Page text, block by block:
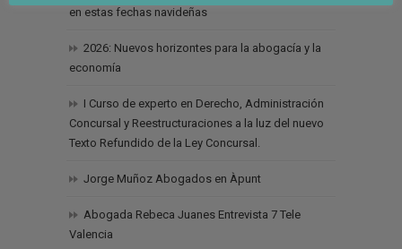
en estas fechas navideñas
2026: Nuevos horizontes para la abogacía y la
economía
I Curso de experto en Derecho, Administración
Concursal y Reestructuraciones a la luz del nuevo
Texto Refundido de la Ley Concursal.
Jorge Muñoz Abogados en Àpunt
Abogada Rebeca Juanes Entrevista 7 Tele
Valencia